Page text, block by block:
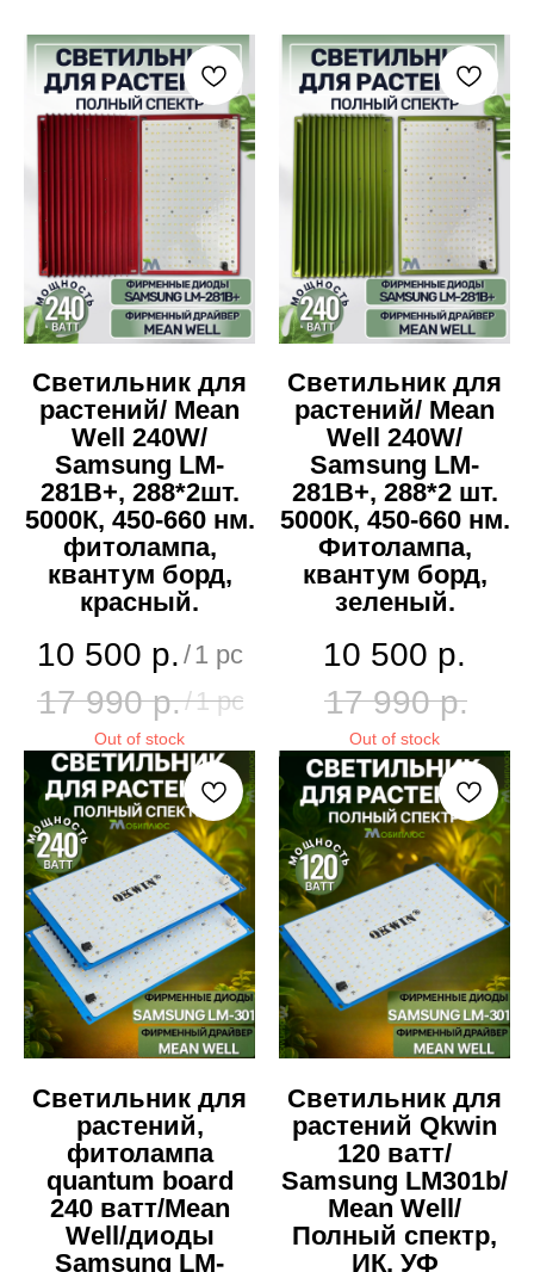
Светильник для
растений/ Mean
Well 240W/
Samsung LM-
281B+, 288*2шт.
5000К, 450-660 нм.
фитолампа,
квантум борд,
красный.
10 500 р. /1 pc
17 990 р./1 pc
Out of stock
Светильник для
растений/ Mean
Well 240W/
Samsung LM-
281B+, 288*2 шт.
5000К, 450-660 нм.
Фитолампа,
квантум борд,
зеленый.
10 500 р.
17 990 р.
Out of stock
Светильник для
растений,
фитолампа
quantum board
240 ватт/Mean
Well/диоды
Samsung LM-
Светильник для
растений Qkwin
120 ватт/
Samsung LM301b/
Mean Well/
Полный спектр,
ИК, УФ